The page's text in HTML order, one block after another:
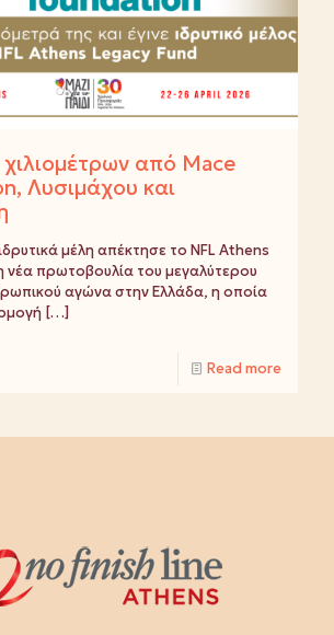
από Mace
Λυσιμάχου και
μέλη απέκτησε το NFL Athens
νέα πρωτοβουλία του μεγαλύτερου
αγώνα στην Ελλάδα, η οποία
[…]
Read more